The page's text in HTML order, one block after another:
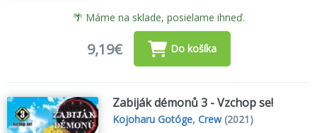
🌴 Máme na sklade, posielame ihneď.
9,19€ Do košíka
Zabiják démonů 3 - Vzchop se!
Kojoharu Gotóge,Crew(2021)